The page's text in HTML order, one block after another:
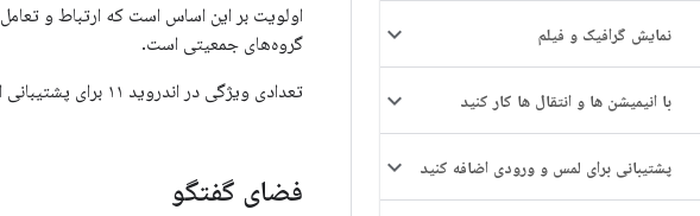
نمایش گرافیک و فیلم
با انیمیشن ها و انتقال ها کار کنید
پشتیبانی برای لمس و ورودی اضافه کنید
اولویت بر این اساس است که ارتباط و تعامل
گروه‌های جمعیتی است.
تعدادی ویژگی در اندروید ۱۱ برای پشتیبانی از طرح «افراد و مکالمات» معرفی شدند.
فضای گفتگو